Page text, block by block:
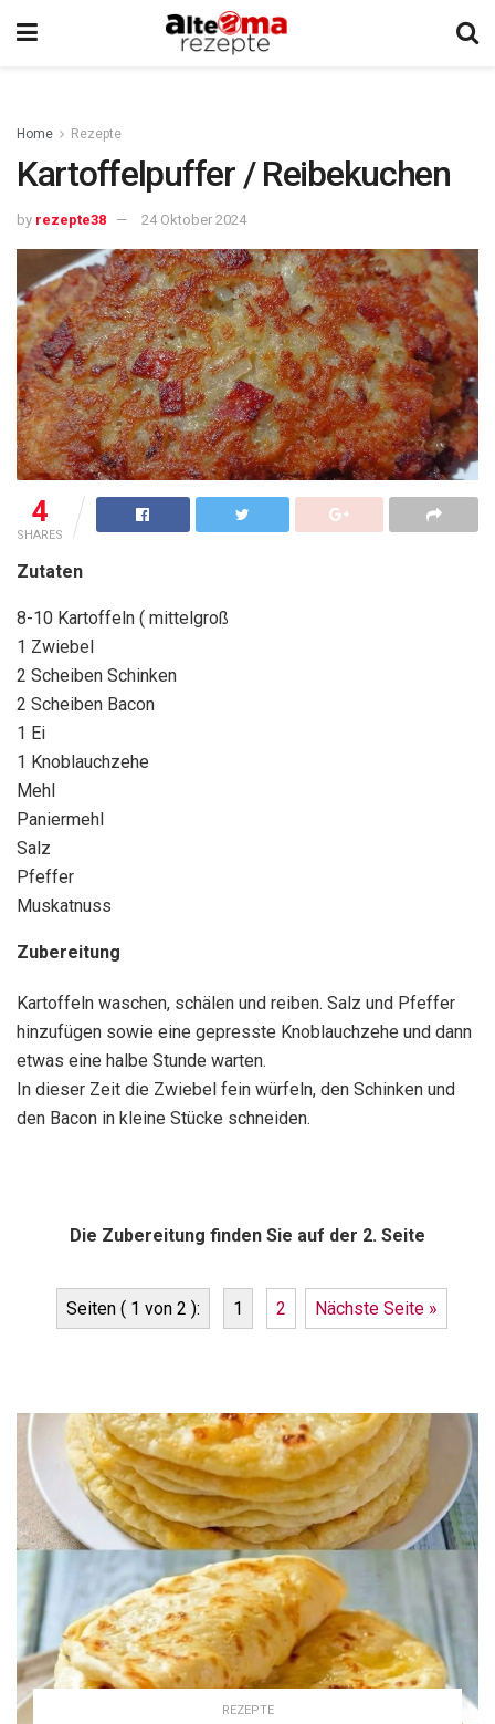
Home Rezepte
Kartoffelpuffer / Reibekuchen
by rezepte38 24 Oktober 2024
4
SHARES
Zutaten
8-10 Kartoffeln ( mittelgroß
1 Zwiebel
2 Scheiben Schinken
2 Scheiben Bacon
1 Ei
1 Knoblauchzehe
Mehl
Paniermehl
Salz
Pfeffer
Muskatnuss
Zubereitung
Kartoffeln waschen, schälen und reiben. Salz und Pfeffer
hinzufügen sowie eine gepresste Knoblauchzehe und dann
etwas eine halbe Stunde warten.
In dieser Zeit die Zwiebel fein würfeln, den Schinken und
den Bacon in kleine Stücke schneiden.
Die Zubereitung finden Sie auf der 2. Seite
Seiten ( 1 von 2 ): 1 2 Nächste Seite »
REZEPTE